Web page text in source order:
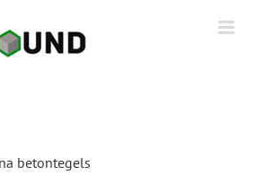
betontegels